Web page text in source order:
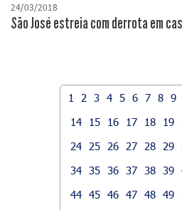
24/03/2018
São José estreia com derrota em
1 2 3 4 5 6 7 8 9
14
15 16 17 18 19
24
25 26 27 28 29
34 35 36 37 38 39
44 45 46 47 48 49